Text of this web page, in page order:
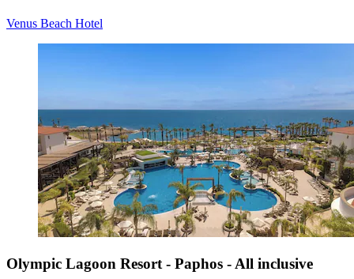
Venus Beach Hotel
Olympic Lagoon Resort - Paphos - All inclusive